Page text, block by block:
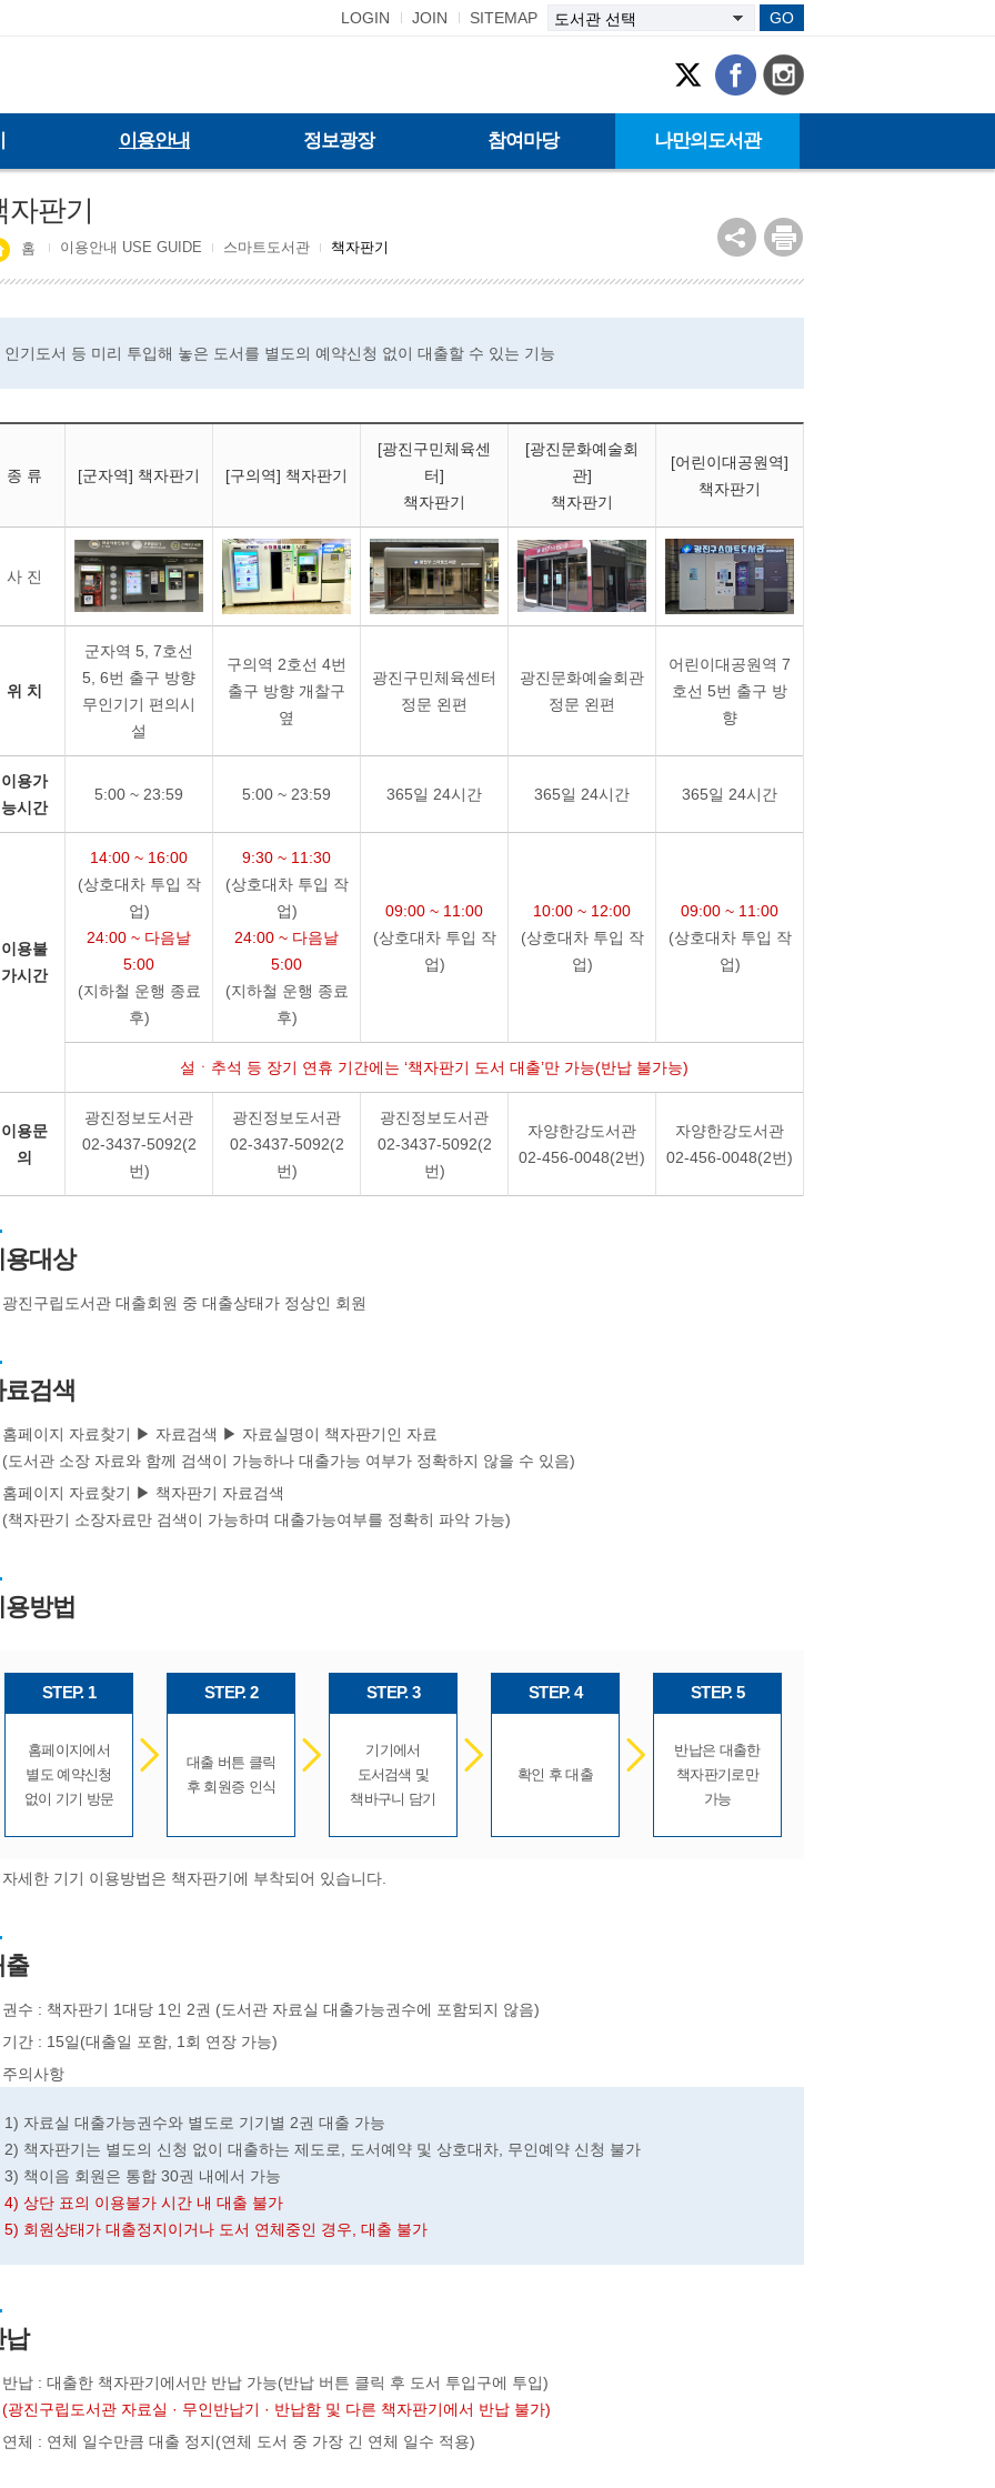
LOGIN JOIN SITEMAP GO
이용안내 정보광장 참여마당 나만의도서관
자판기
홈 이용안내 USE GUIDE 스마트도서관 책자판기
인기도서 등 미리 투입해 놓은 도서를 별도의 예약신청 없이 대출할 수 있는 기능
종 류 [군자역] 책자판기 [구의역] 책자판기
[광진구민체육센
터]
책자판기
[광진문화예술회
관]
책자판기
[어린이대공원역]
책자판기
사 진
위 치
군자역 5, 7호선
5, 6번 출구 방향
무인기기 편의시
설
구의역 2호선 4번
출구 방향 개찰구
옆
광진구민체육센터
정문 왼편
광진문화예술회관
정문 왼편
어린이대공원역 7
호선 5번 출구 방
향
이용가
능시간
5:00 ~ 23:59 5:00 ~ 23:59 365일 24시간 365일 24시간 365일 24시간
이용불
가시간
14:00 ~ 16:00
(상호대차 투입 작
업)
24:00 ~ 다음날
5:00
(지하철 운행 종료
후)
9:30 ~ 11:30
(상호대차 투입 작
업)
24:00 ~ 다음날
5:00
(지하철 운행 종료
후)
09:00 ~ 11:00
(상호대차 투입 작
업)
10:00 ~ 12:00
(상호대차 투입 작
업)
09:00 ~ 11:00
(상호대차 투입 작
업)
설ㆍ추석 등 장기 연휴 기간에는 ‘책자판기 도서 대출’만 가능(반납 불가능)
이용문
의
광진정보도서관
02-3437-5092(2
번)
광진정보도서관
02-3437-5092(2
번)
광진정보도서관
02-3437-5092(2
번)
자양한강도서관
02-456-0048(2번)
자양한강도서관
02-456-0048(2번)
용대상
광진구립도서관 대출회원 중 대출상태가 정상인 회원
료검색
홈페이지 자료찾기 ▶ 자료검색 ▶ 자료실명이 책자판기인 자료
(도서관 소장 자료와 함께 검색이 가능하나 대출가능 여부가 정확하지 않을 수 있음)
홈페이지 자료찾기 ▶ 책자판기 자료검색
(책자판기 소장자료만 검색이 가능하며 대출가능여부를 정확히 파악 가능)
방법
STEP. 1
홈페이지에서
별도 예약신청
없이 기기 방문
STEP. 2
대출 버튼 클릭
후 회원증 인식
STEP. 3
기기에서
도서검색 및
책바구니 담기
STEP. 4
확인 후 대출
STEP. 5
반납은 대출한
책자판기로만
가능
자세한 기기 이용방법은 책자판기에 부착되어 있습니다.
출
권수 : 책자판기 1대당 1인 2권 (도서관 자료실 대출가능권수에 포함되지 않음)
기간 : 15일(대출일 포함, 1회 연장 가능)
주의사항
1) 자료실 대출가능권수와 별도로 기기별 2권 대출 가능
2) 책자판기는 별도의 신청 없이 대출하는 제도로, 도서예약 및 상호대차, 무인예약 신청 불가
3) 책이음 회원은 통합 30권 내에서 가능
4) 상단 표의 이용불가 시간 내 대출 불가
5) 회원상태가 대출정지이거나 도서 연체중인 경우, 대출 불가
납
반납 : 대출한 책자판기에서만 반납 가능(반납 버튼 클릭 후 도서 투입구에 투입)
(광진구립도서관 자료실 · 무인반납기 · 반납함 및 다른 책자판기에서 반납 불가)
연체 : 연체 일수만큼 대출 정지(연체 도서 중 가장 긴 연체 일수 적용)